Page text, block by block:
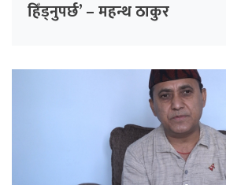
हिँड्नुपर्छ’ – महन्थ ठाकुर